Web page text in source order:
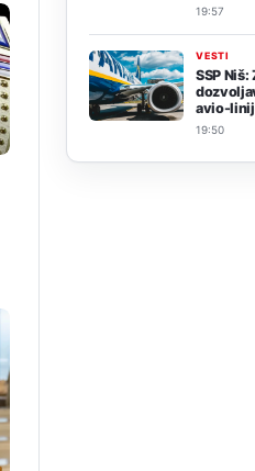
19:57
VESTI
SSP
avio-
19:50